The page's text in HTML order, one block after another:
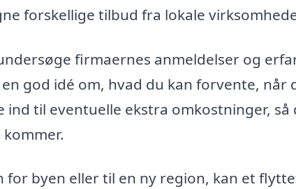
forskellige tilbud fra lokale
firmaernes anmeldelser og
god idé om, hvad du kan forvente,
ind til eventuelle ekstra omkostninger, så
for byen eller til en ny region, kan et